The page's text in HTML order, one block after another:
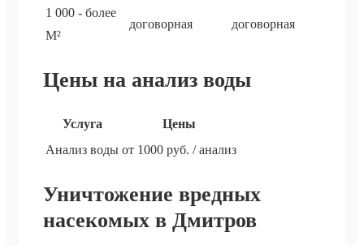
1 000 - более
М²
договорная договорная
Цены на анализ воды
Услуга
Цены
Анализ воды от 1000 руб. / анализ
Уничтожение вредных
насекомых в Дмитров